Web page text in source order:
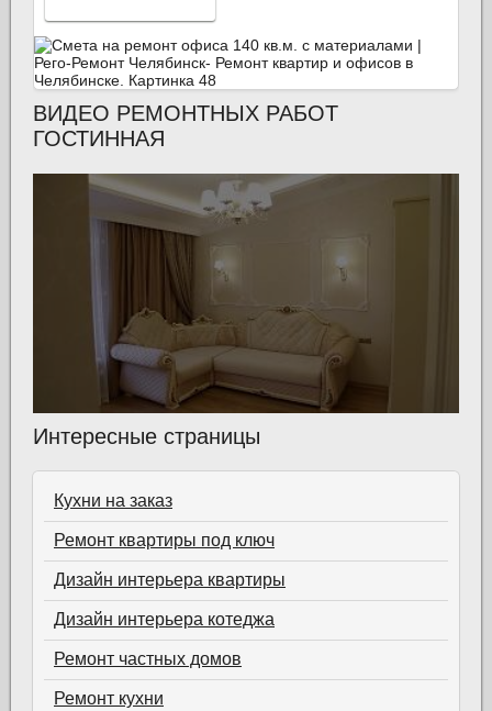
ВИДЕО РЕМОНТНЫХ РАБОТ
ГОСТИННАЯ
Интересные страницы
Кухни на заказ
Ремонт квартиры под ключ
Дизайн интерьера квартиры
Дизайн интерьера котеджа
Ремонт частных домов
Ремонт кухни